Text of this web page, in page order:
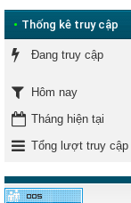
• Thống kê truy cập
Đang truy cập
Hôm nay
Tháng hiện tại
Tổng lượt truy cập